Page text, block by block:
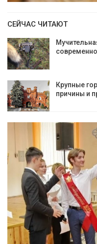
СЕЙЧАС ЧИТАЮТ
Крупные
причины и